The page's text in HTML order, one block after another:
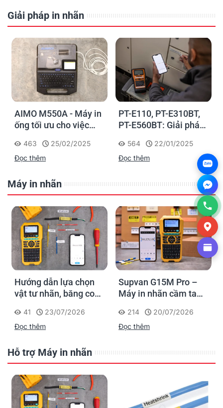
Giải pháp in nhãn
AIMO M550A - Máy in
ống tối ưu cho việc
nhận diện cáp điện,
cáp mạng
463
25/02/2025
Đọc thêm
PT-E110, PT-E310BT,
PT-E560BT: Giải pháp
nghiệp của Brother
564
22/01/2025
Đọc thêm
Máy in nhãn
Hướng dẫn lựa chọn
vật tư nhãn, băng co
Supvan G15M Pro
41
23/07/2026
Đọc thêm
Supvan G15M Pro –
Máy in nhãn cầm tay
dấu một lần, tra cứu
trọn đời công trình
214
20/07/2026
Đọc thêm
Hỗ trợ Máy in nhãn
Zalo